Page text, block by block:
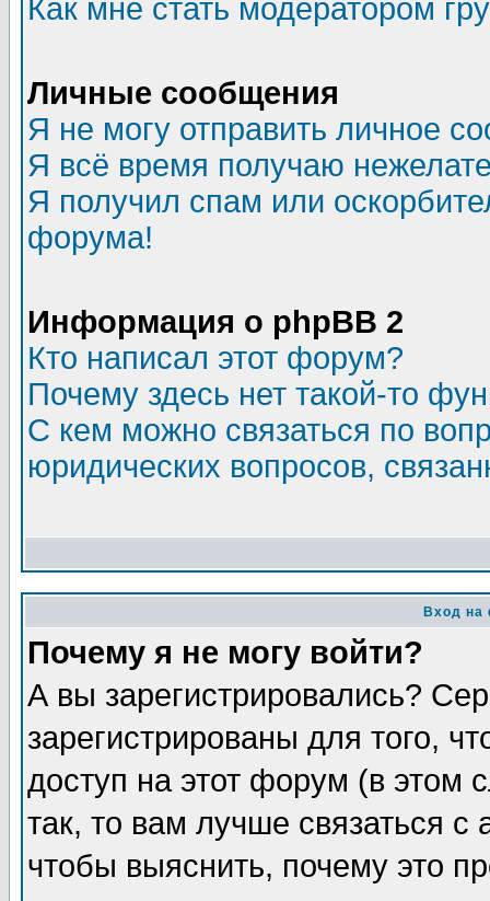
Как мне стать модератором
Личные сообщения
Я не могу отправить личное
Я всё время получаю
Я получил спам или
форума!
Информация о phpBB 2
Кто написал этот форум?
Почему здесь нет такой-то
С кем можно связаться по
юридических вопросов,
Вход на
Почему я не могу войти?
А вы зарегистрировались?
зарегистрированы для того,
доступ на этот форум (в этом
так, то вам лучше связаться
чтобы выяснить, почему это